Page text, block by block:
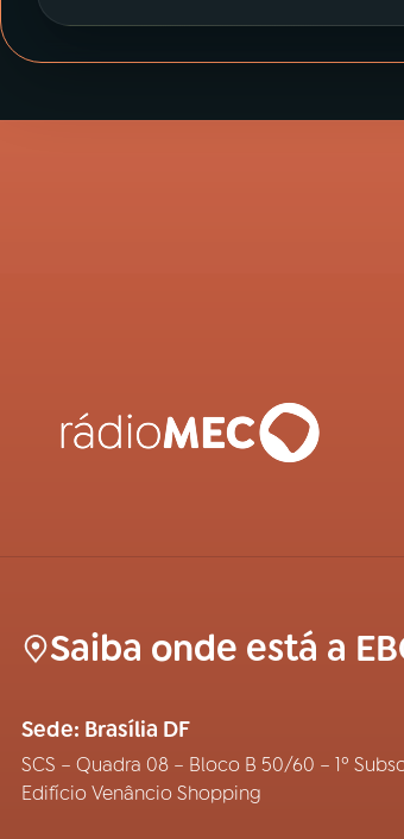
Saiba onde está a
Sede: Brasília DF
SCS – Quadra 08 – Bloco B 50/60 – 1º
Edifício Venâncio Shopping